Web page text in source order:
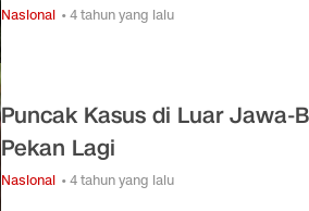
Nasional • 4 tahun yang lalu
Puncak Kasus di Luar Jawa-
Pekan Lagi
Nasional • 4 tahun yang lalu